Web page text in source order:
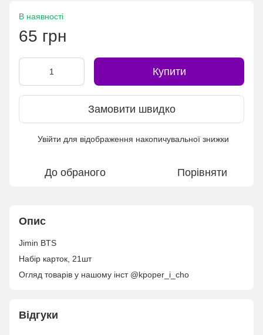
В наявності
65 грн
Купити
Замовити швидко
Увійти для відображення накопичувальної знижки
До обраного Порівняти
Опис
Jimin BTS
Набір карток, 21шт
Огляд товарів у нашому інст @kpoper_i_cho
Відгуки